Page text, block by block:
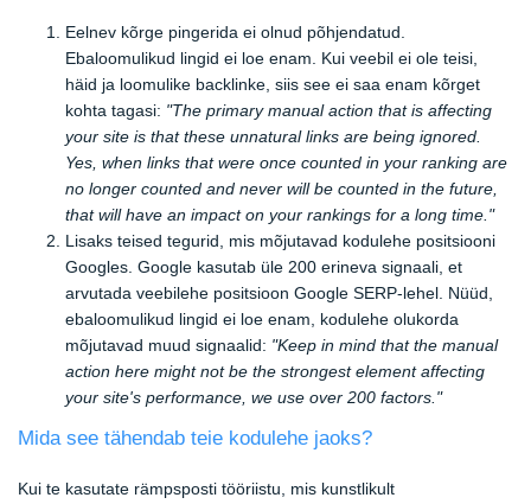
Eelnev kõrge pingerida ei olnud põhjendatud.
Ebaloomulikud lingid ei loe enam. Kui veebil ei ole teisi,
häid ja loomulike backlinke, siis see ei saa enam kõrget
kohta tagasi: "The primary manual action that is affecting
your site is that these unnatural links are being ignored.
Yes, when links that were once counted in your ranking are
no longer counted and never will be counted in the future,
that will have an impact on your rankings for a long time."
Lisaks teised tegurid, mis mõjutavad kodulehe positsiooni
Googles. Google kasutab üle 200 erineva signaali, et
arvutada veebilehe positsioon Google SERP-lehel. Nüüd,
ebaloomulikud lingid ei loe enam, kodulehe olukorda
mõjutavad muud signaalid: "Keep in mind that the manual
action here might not be the strongest element affecting
your site's performance, we use over 200 factors."
Mida see tähendab teie kodulehe jaoks?
Kui te kasutate rämpsposti tööriistu, mis kunstlikult